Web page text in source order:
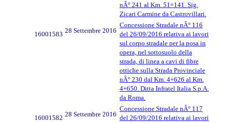
nÂ° 241 al Km. 51+141. Sig.
Zicari Carmine da Castrovillari.
16001583 28 Settembre 2016
Concessione Stradale nÂ° 116
del 26/09/2016 relativa ai lavori
sul corpo stradale per la posa in
opera, nel sottosuolo della
strada, di linea a cavi di fibre
ottiche sulla Strada Provinciale
nÂ° 230 dal Km. 4+626 al Km.
4+650. Ditta Infratel Italia S.p.A.
da Roma.
16001582 28 Settembre 2016
Concessione Stradale nÂ° 117
del 26/09/2016 relativa ai lavori